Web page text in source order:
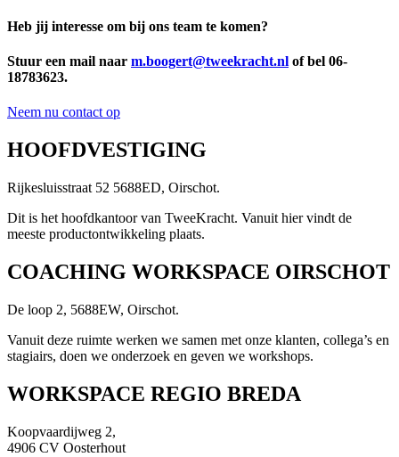
Heb jij interesse om bij ons team te komen?
Stuur een mail naar m.boogert@tweekracht.nl of bel 06-
18783623.
Neem nu contact op
HOOFDVESTIGING
Rijkesluisstraat 52 5688ED, Oirschot.
Dit is het hoofdkantoor van TweeKracht. Vanuit hier vindt de
meeste productontwikkeling plaats.
COACHING WORKSPACE OIRSCHOT
De loop 2, 5688EW, Oirschot.
Vanuit deze ruimte werken we samen met onze klanten, collega’s en
stagiairs, doen we onderzoek en geven we workshops.
WORKSPACE REGIO BREDA
Koopvaardijweg 2,
4906 CV Oosterhout